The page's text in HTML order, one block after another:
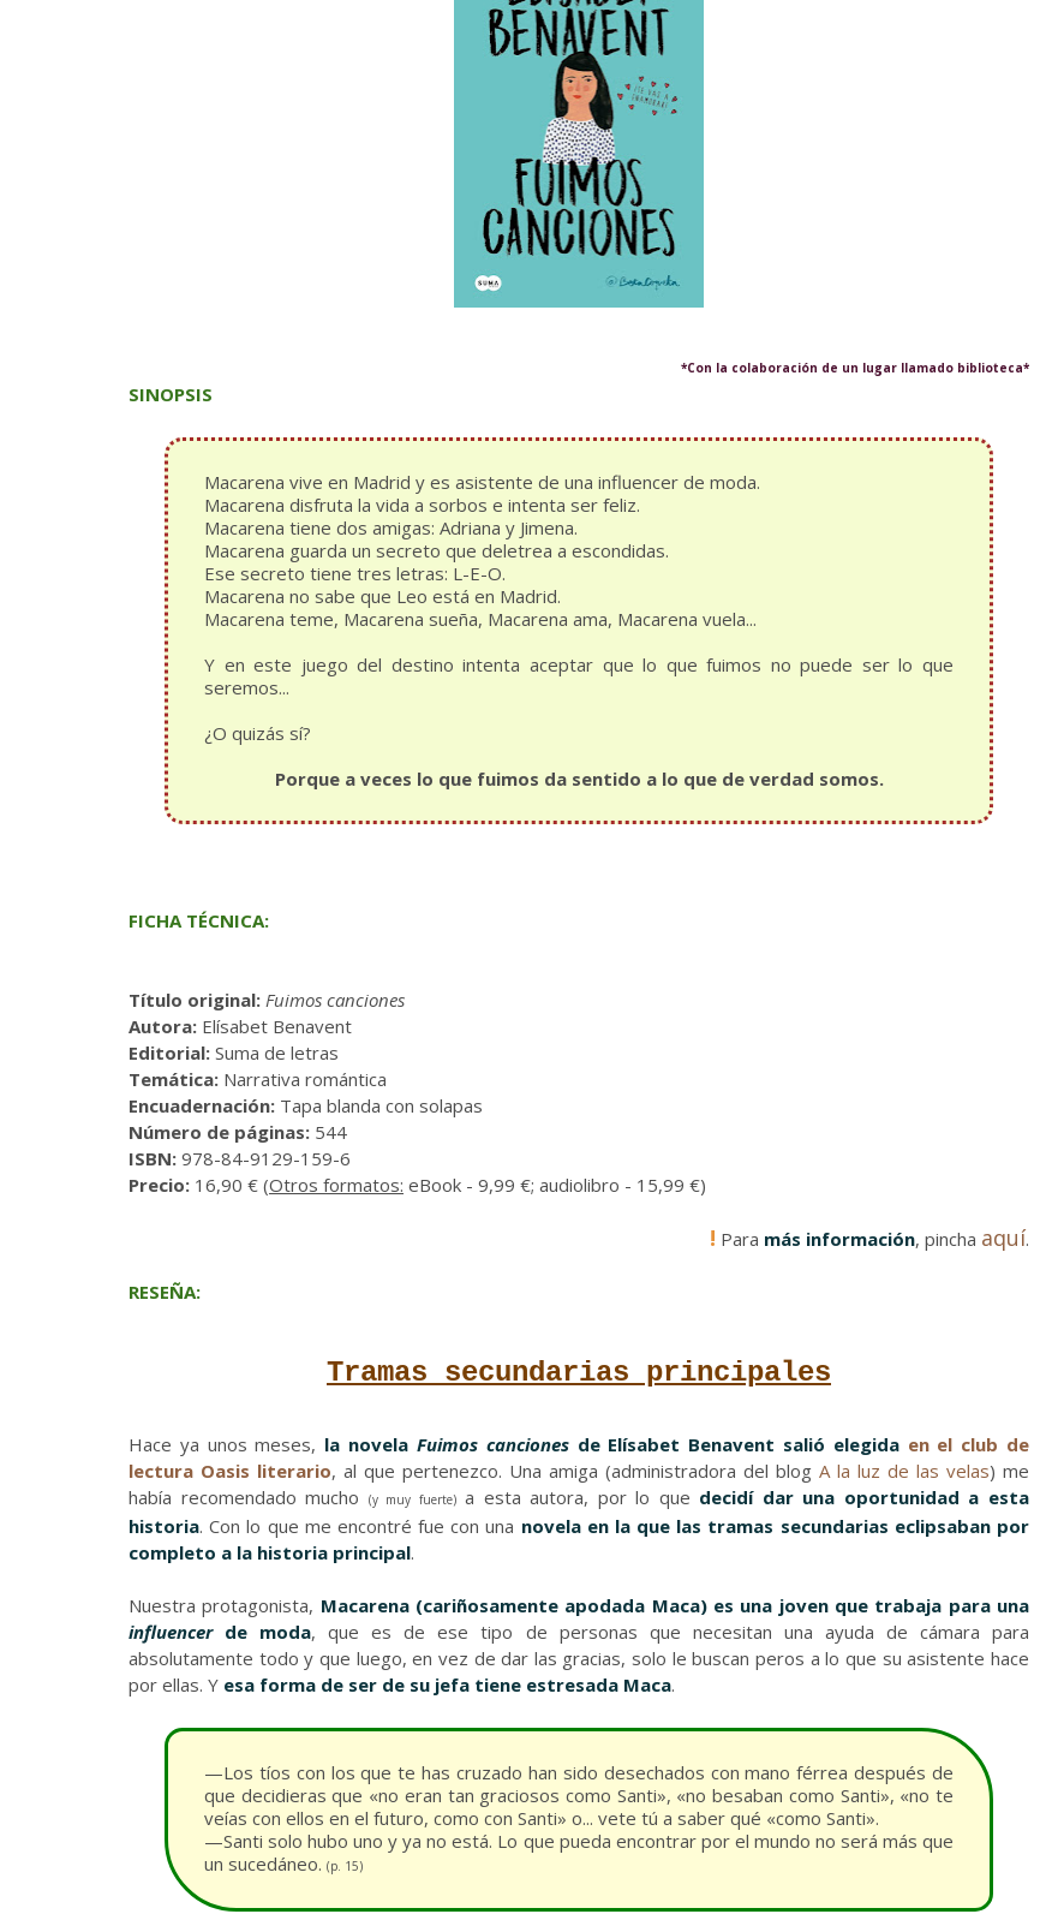
*Con la colaboración de un lugar llamado biblioteca*
SINOPSIS
Macarena vive en Madrid y es asistente de una influencer de moda.
Macarena disfruta la vida a sorbos e intenta ser feliz.
Macarena tiene dos amigas: Adriana y Jimena.
Macarena guarda un secreto que deletrea a escondidas.
Ese secreto tiene tres letras: L-E-O.
Macarena no sabe que Leo está en Madrid.
Macarena teme, Macarena sueña, Macarena ama, Macarena vuela...
Y en este juego del destino intenta aceptar que lo que fuimos no puede ser lo que
seremos...
¿O quizás sí?
Porque a veces lo que fuimos da sentido a lo que de verdad somos.
FICHA TÉCNICA:
Título original: Fuimos canciones
Autora: Elísabet Benavent
Editorial: Suma de letras
Temática: Narrativa romántica
Encuadernación: Tapa blanda con solapas
Número de páginas: 544
ISBN: 978-84-9129-159-6
Precio: 16,90 € (Otros formatos: eBook - 9,99 €; audiolibro - 15,99 €)
! Para más información, pincha aquí.
RESEÑA:
Tramas secundarias principales
Hace ya unos meses, la novela Fuimos cancionesde Elísabet Benavent salió elegida en el club de
lectura Oasis literario, al que pertenezco. Una amiga (administradora del blog A la luz de las velas) me
había recomendado mucho
(y muy fuerte)a esta autora, por lo que decidí dar una oportunidad a esta
historia. Con lo que me encontré fue con una novela en la que las tramas secundarias eclipsaban por
completo a la historia principal.
Nuestra protagonista, Macarena (cariñosamente apodada Maca) es una joven que trabaja para una
influencerde moda, que es de ese tipo de personas que necesitan una ayuda de cámara para
absolutamente todo y que luego, en vez de dar las gracias, solo le buscan peros a lo que su asistente hace
por ellas. Y esa forma de ser de su jefa tiene estresada Maca.
—Los tíos con los que te has cruzado han sido desechados con mano férrea después de
que decidieras que «no eran tan graciosos como Santi», «no besaban como Santi», «no te
veías con ellos en el futuro, como con Santi» o... vete tú a saber qué «como Santi».
—Santi solo hubo uno y ya no está. Lo que pueda encontrar por el mundo no será más que
un sucedáneo. (p. 15)